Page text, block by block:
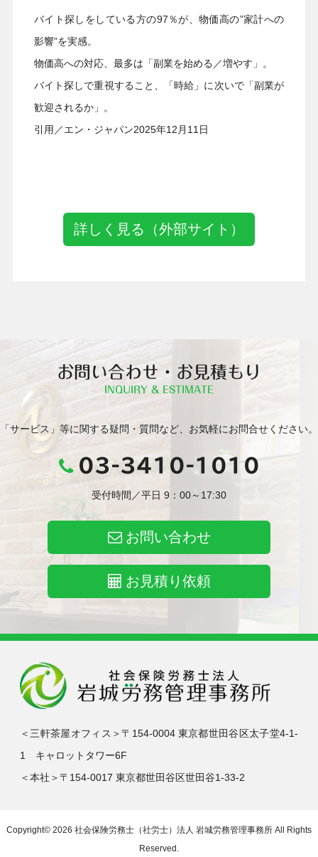
バイト探しをしている方の97％が、物価高の”家計への
影響”を実感。
物価高への対応、最多は「副業を始める／増やす」。
バイト探しで重視すること、「時給」に次いで「副業が
歓迎されるか」。
引用／エン・ジャパン2025年12月11日
詳しく見る（外部サイト）
お問い合わせ・お見積もり
INQUIRY & ESTIMATE
「サービス」等に関する疑問・質問など、お気軽にお問合せください。
03-3410-1010
受付時間／平日 9：00～17:30
お問い合わせ
お見積り依頼
＜三軒茶屋オフィス＞〒154-0004 東京都世田谷区太子堂4-1-
1 キャロットタワー6F
＜本社＞〒154-0017 東京都世田谷区世田谷1-33-2
Copyright© 2026 社会保険労務士（社労士）法人 岩城労務管理事務所 All Rights
Reserved.